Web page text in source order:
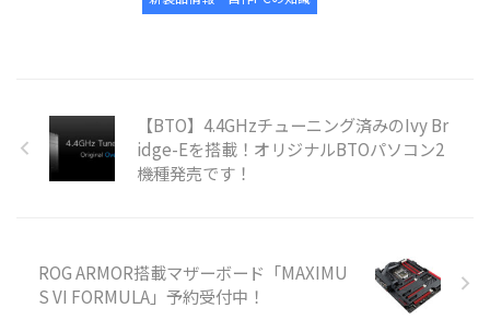
【BTO】4.4GHzチューニング済みのIvy Br
idge-Eを搭載！オリジナルBTOパソコン2
機種発売です！
ROG ARMOR搭載マザーボード「MAXIMU
S VI FORMULA」予約受付中！